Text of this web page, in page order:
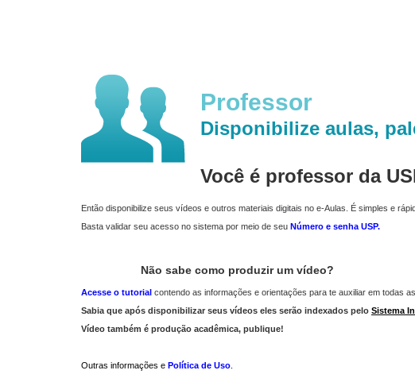
Professor
Disponibilize aulas,
Você é professor da
Então disponibilize seus vídeos e outros materiais digitais no e-Aulas. É simples e
Basta validar seu acesso no sistema por meio de seu Número e senha USP.
Não sabe como produzir um vídeo?
Acesse o tutorial contendo as informações e orientações para te auxiliar em todas
Sabia que após disponibilizar seus vídeos eles serão indexados pelo Sistema
Vídeo também é produção acadêmica, publique!
Outras informações e Política de Uso